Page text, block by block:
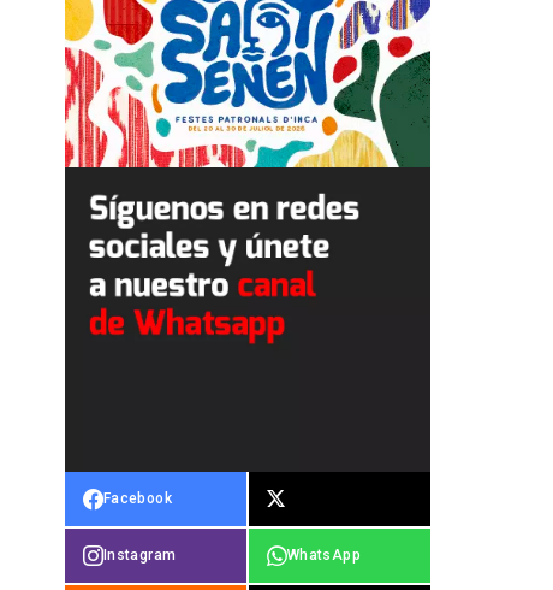
Facebook
Instagram WhatsApp